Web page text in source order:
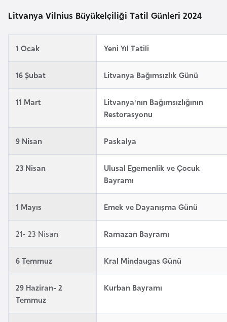
Litvanya Vilnius Büyükelçiliği Tatil Günleri 2024
1 Ocak Yeni Yıl Tatili
16 Şubat Litvanya Bağımsızlık Günü
11 Mart
Litvanya'nın Bağımsızlığının
Restorasyonu
9 Nisan Paskalya
23 Nisan
Ulusal Egemenlik ve Çocuk
Bayramı
1 Mayıs Emek ve Dayanışma Günü
21- 23 Nisan Ramazan Bayramı
6 Temmuz Kral Mindaugas Günü
29 Haziran- 2
Temmuz
Kurban Bayramı
r
e
y
B
a
g
l
a
d
ş
B
e
l
a
r
u
s